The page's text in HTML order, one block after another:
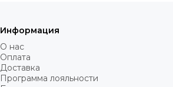
Информация
О нас
Оплата
Доставка
Программа лояльности